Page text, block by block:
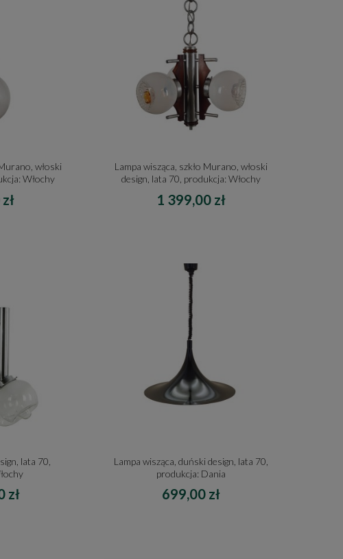
włoski
Włochy
Lampa wisząca, szkło Murano, włoski
design, lata 70, produkcja: Włochy
1 399,00 zł
lata 70,
zł
Lampa wisząca, duński design, lata 70,
produkcja: Dania
699,00 zł